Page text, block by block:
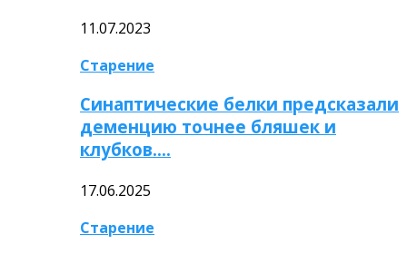
11.07.2023
Старение
Синаптические белки предсказали
деменцию точнее бляшек и
клубков….
17.06.2025
Старение